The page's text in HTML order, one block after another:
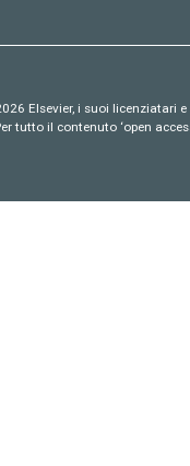
Elsevier, i suoi
tutto il contenuto ‘open